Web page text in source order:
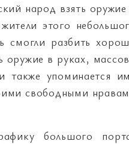
народ взять
этого
смогли разбить
оружие в руках,
также упоминается
свободными
большого